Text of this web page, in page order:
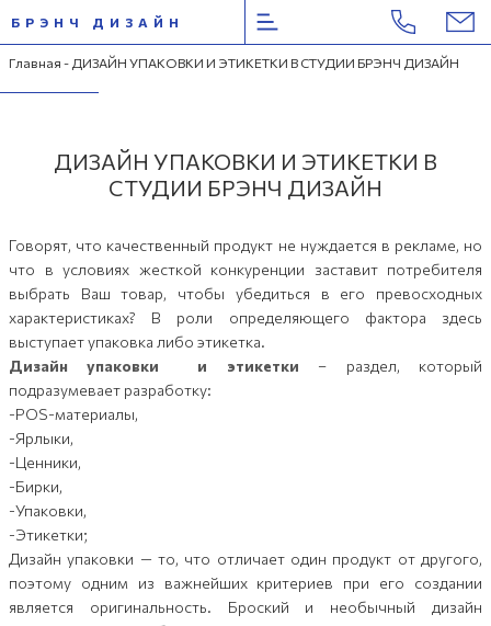
Перейти
к
БРЭНЧ ДИЗАЙН
Главная - ДИЗАЙН УПАКОВКИ И ЭТИКЕТКИ В СТУДИИ БРЭНЧ ДИЗАЙН
ДИЗАЙН УПАКОВКИ И ЭТИКЕТКИ В
СТУДИИ БРЭНЧ ДИЗАЙН
Говорят, что качественный продукт не нуждается в рекламе, но
что в условиях жесткой конкуренции заставит потребителя
выбрать Ваш товар, чтобы убедиться в его превосходных
характеристиках? В роли определяющего фактора здесь
выступает упаковка либо этикетка.
Дизайн упаковки и этикетки – раздел, который
подразумевает разработку:
-POS-материалы,
-Ярлыки,
-Ценники,
-Бирки,
-Упаковки,
-Этикетки;
Дизайн упаковки — то, что отличает один продукт от другого,
поэтому одним из важнейших критериев при его создании
является оригинальность. Броский и необычный дизайн